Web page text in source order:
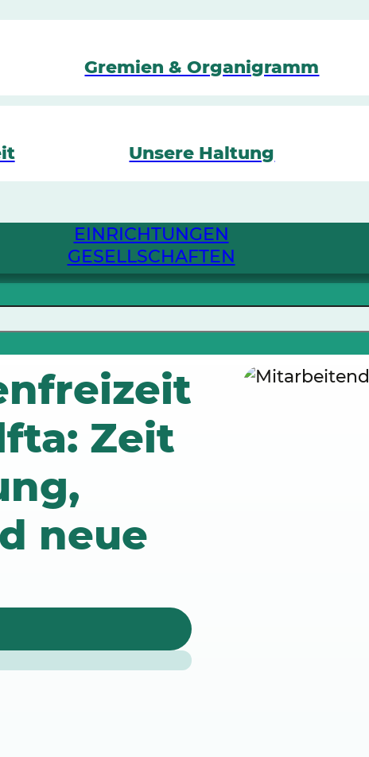
Gremien & Organigramm
Unsere Haltung
EINRICHTUNGEN
GESELLSCHAFTEN
Zeit
neue